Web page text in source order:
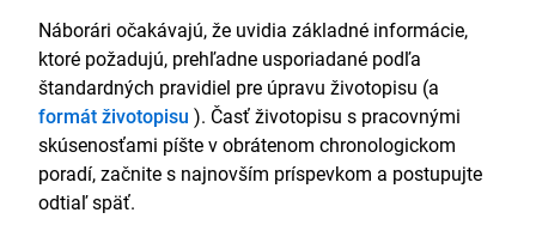
cieľom vytvoriť bezproblémový proces platieb.
Ocenenia
Získal ocenenie Zamestnanec roka na výročnom
udeľovaní cien skupiny Sentec v roku 2019.
Náborári očakávajú, že uvidia základné informácie,
ktoré požadujú, prehľadne usporiadané podľa
štandardných pravidiel pre úpravu životopisu (a
formát životopisu ). Časť životopisu s pracovnými
skúsenosťami píšte v obrátenom chronologickom
poradí, začnite s najnovším príspevkom a postupujte
odtiaľ späť.